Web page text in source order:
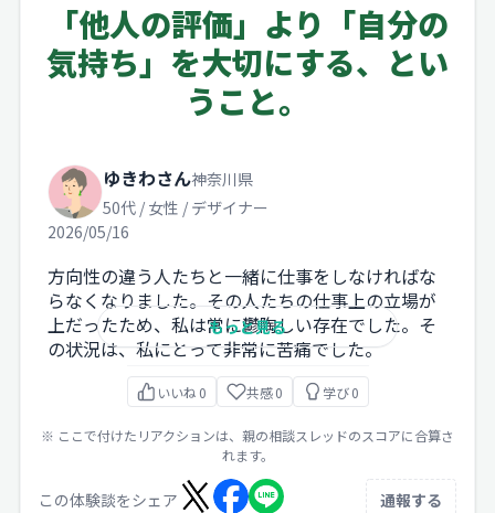
「他人の評価」より「自分の
気持ち」を大切にする、とい
うこと。
ゆきわさん神奈川県
50代 / 女性 / デザイナー
2026/05/16
方向性の違う人たちと一緒に仕事をしなければな
らなくなりました。その人たちの仕事上の立場が
上だったため、私は常に鬱陶しい存在でした。そ
の状況は、私にとって非常に苦痛でした。
もっと見る
いいね 0 共感 0 学び 0
※ ここで付けたリアクションは、親の相談スレッドのスコアに合算さ
れます。
この体験談をシェア 通報する